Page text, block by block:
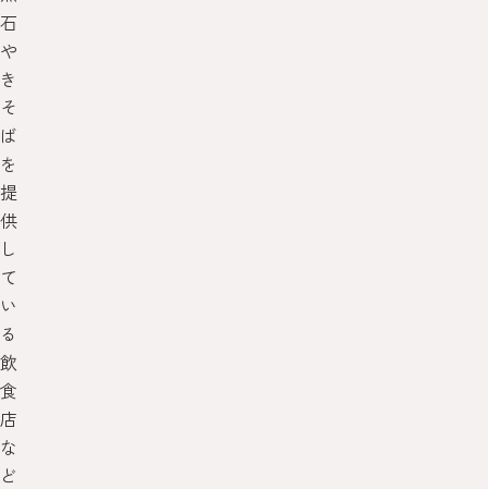
石
や
き
そ
ば
を
提
供
し
て
い
る
飲
食
店
な
ど